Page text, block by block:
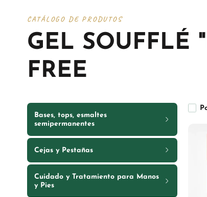
GEL SOUFFLÉ
FREE
CATÁLOGO DE PRODUTOS
Bases, tops, esmaltes
semipermanentes
Cejas y Pestañas
Cuidado y Tratamiento para Manos
y Pies